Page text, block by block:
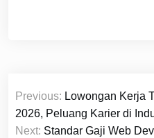
Navigasi
pos
Previous: Lowongan Kerja
2026, Peluang Karier di
Next: Standar Gaji Web